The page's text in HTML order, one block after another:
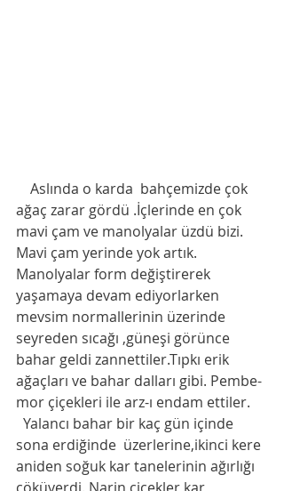
ağaç zarar gördü .İçlerinde en çok
mavi çam ve manolyalar üzdü bizi.
Mavi çam yerinde yok artık.
Manolyalar form değiştirerek
yaşamaya devam ediyorlarken
mevsim normallerinin üzerinde
seyreden sıcağı ,güneşi görünce
bahar geldi zannettiler.Tıpkı erik
ağaçları ve bahar dalları gibi. Pembe-
mor çiçekleri ile arz-ı endam ettiler.
sona erdiğinde  üzerlerine,ikinci kere
aniden soğuk kar tanelerinin ağırlığı